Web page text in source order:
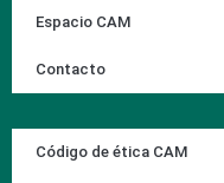
Espacio CAM
Contacto
Código de ética CAM